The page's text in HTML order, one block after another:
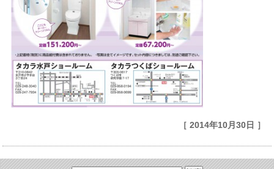
［ 2014年10月30日 ］